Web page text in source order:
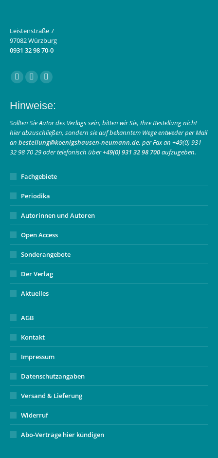
Leistenstraße 7
97082 Würzburg
0931 32 98 70-0
Finden Sie uns auf:
Facebook
opens
in
new
window
Instagram
opens
in
new
window
E-
page
opens
in
new
window
Hinweise:
Sollten Sie Autor des Verlags sein, bitten wir Sie, Ihre Bestellung nicht
hier abzuschließen, sondern sie auf bekanntem Wege entweder per Mail
an bestellung@koenigshausen-neumann.de, per Fax an +49(0) 931
32 98 70 29 oder telefonisch über+49(0) 931 32 98 700aufzugeben.
Fachgebiete
Periodika
Autorinnen und Autoren
Open Access
Sonderangebote
Der Verlag
Aktuelles
AGB
Kontakt
Impressum
Datenschutzangaben
Versand & Lieferung
Widerruf
Abo-Verträge hier kündigen